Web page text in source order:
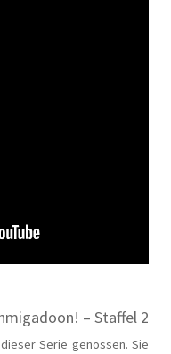
– Staffel 2
Serie genossen. Sie